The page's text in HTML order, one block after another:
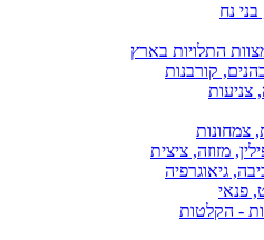
נח
התלויות בארץ
קורבנות
צניעות
צמחונות
מזוזה, ציצית
גיאוגרפיה
פנאי
- הקלטות